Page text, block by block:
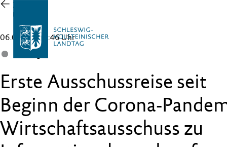
Zur
Übersicht
06.08.21 , 09:46 Uhr
Erste Ausschussreise seit
Beginn der Corona-
Wirtschaftsausschuss zu